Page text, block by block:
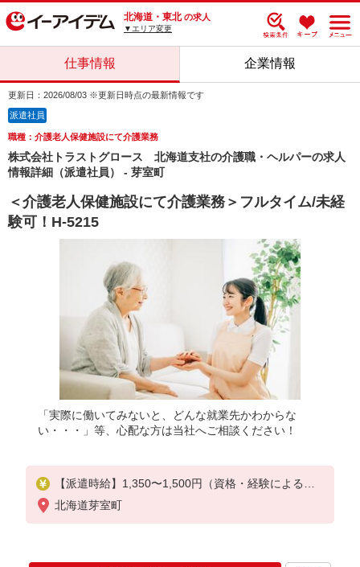
北海道・東北 の求人
▼エリア変更
仕事情報 企業情報
更新日：2026/08/03 ※更新日時点の最新情報です
派遣社員
職種：介護老人保健施設にて介護業務
株式会社トラストグロース 北海道支社の介護職・ヘルパーの求人
情報詳細（派遣社員） - 芽室町
＜介護老人保健施設にて介護業務＞フルタイム/未経
験可！H-5215
「実際に働いてみないと、どんな就業先かわからな
い・・・」等、心配な方は当社へご相談ください！
【派遣時給】1,350〜1,500円（資格・経験による）
交通費別途支給
北海道芽室町